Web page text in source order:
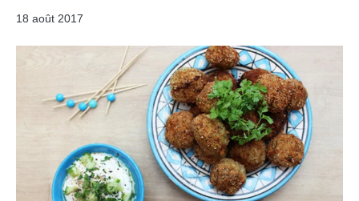
18 août 2017